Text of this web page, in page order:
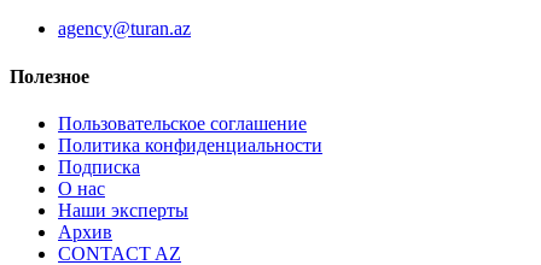
agency@turan.az
Полезное
Пользовательское соглашение
Политика конфиденциальности
Подписка
О нас
Наши эксперты
Архив
CONTACT AZ